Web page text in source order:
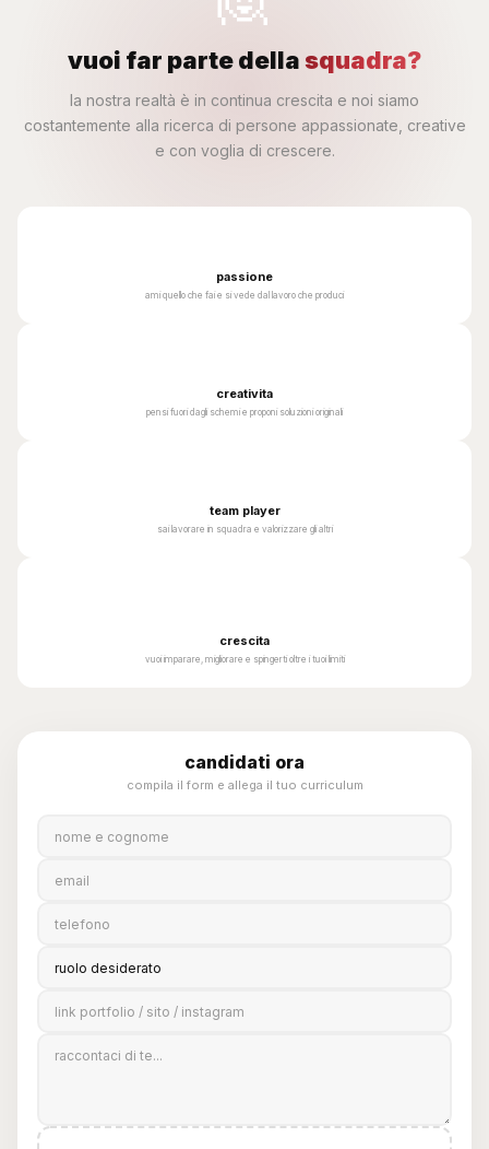
vuoi far parte dellasquadra?
la nostra realtà è in continua crescita e noi siamo
costantemente alla ricerca di persone appassionate, creative
e con voglia di crescere.
passione
ami quello che fai e si vede dal lavoro che produci
creativita
pensi fuori dagli schemi e proponi soluzioni originali
team player
sai lavorare in squadra e valorizzare gli altri
crescita
vuoi imparare, migliorare e spingerti oltre i tuoi limiti
candidati ora
compila il form e allega il tuo curriculum